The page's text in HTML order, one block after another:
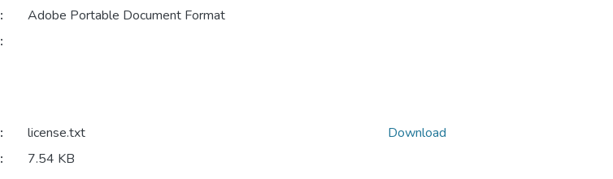
Adobe Portable Document Format
license.txt
7.54 KB
Download